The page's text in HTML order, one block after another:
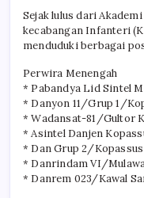
Sejak lulus dari
kecabangan Infanteri
menduduki berbagai
Perwira Menengah
* Pabandya Lid Sintel
* Danyon 11/Grup 1/
* Wadansat-81/Gultor
* Asintel Danjen
* Dan Grup 2/Kopassus
* Danrindam VI/
* Danrem 023/Kawal